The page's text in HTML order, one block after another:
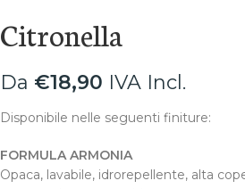
Citronella
Da €18,90 IVA Incl.
Disponibile nelle seguenti finiture:
FORMULA ARMONIA
Opaca, lavabile, idrorepellente, alta